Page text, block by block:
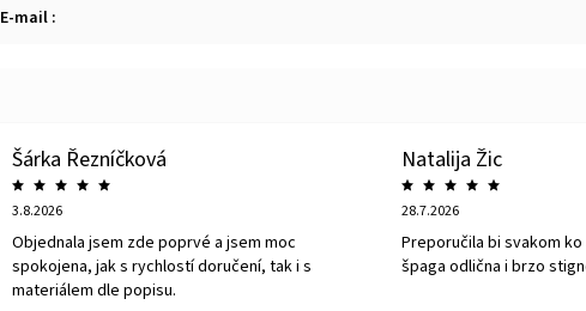
E-mail :
Šárka Řezníčková
3.8.2026
Objednala jsem zde poprvé a jsem moc
spokojena, jak s rychlostí doručení, tak i s
materiálem dle popisu.
Natalija Žic
28.7.2026
Preporučila bi svakom
špaga odlična i brzo